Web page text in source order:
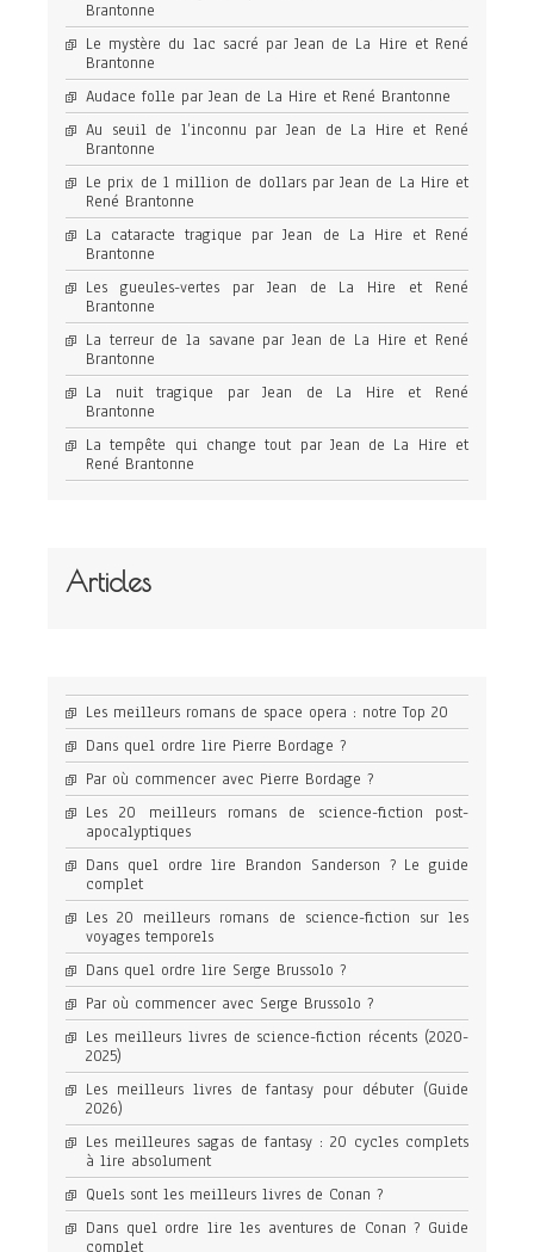
Brantonne
Le mystère du lac sacré par Jean de La Hire et René
Brantonne
Audace folle par Jean de La Hire et René Brantonne
Au seuil de l’inconnu par Jean de La Hire et René
Brantonne
Le prix de 1 million de dollars par Jean de La Hire et
René Brantonne
La cataracte tragique par Jean de La Hire et René
Brantonne
Les gueules-vertes par Jean de La Hire et René
Brantonne
La terreur de la savane par Jean de La Hire et René
Brantonne
La nuit tragique par Jean de La Hire et René
Brantonne
La tempête qui change tout par Jean de La Hire et
René Brantonne
Articles
Les meilleurs romans de space opera : notre Top 20
Dans quel ordre lire Pierre Bordage ?
Par où commencer avec Pierre Bordage ?
Les 20 meilleurs romans de science-fiction post-
apocalyptiques
Dans quel ordre lire Brandon Sanderson ? Le guide
complet
Les 20 meilleurs romans de science-fiction sur les
voyages temporels
Dans quel ordre lire Serge Brussolo ?
Par où commencer avec Serge Brussolo ?
Les meilleurs livres de science-fiction récents (2020-
2025)
Les meilleurs livres de fantasy pour débuter (Guide
2026)
Les meilleures sagas de fantasy : 20 cycles complets
à lire absolument
Quels sont les meilleurs livres de Conan ?
Dans quel ordre lire les aventures de Conan ? Guide
complet